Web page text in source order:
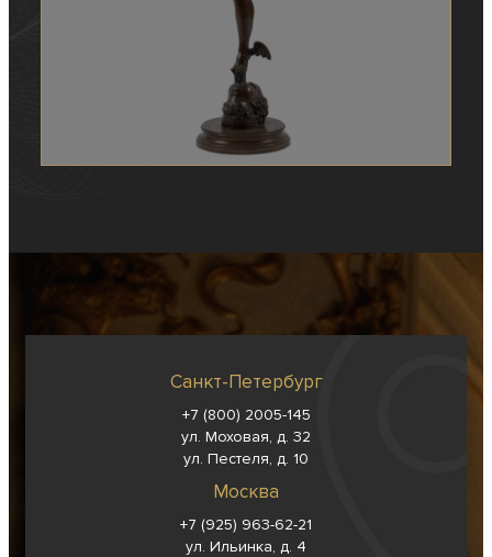
Санкт-Петербург
+7 (800) 2005-145
ул. Моховая, д. 32
ул. Пестеля, д. 10
Москва
+7 (925) 963-62-21
ул. Ильинка, д. 4